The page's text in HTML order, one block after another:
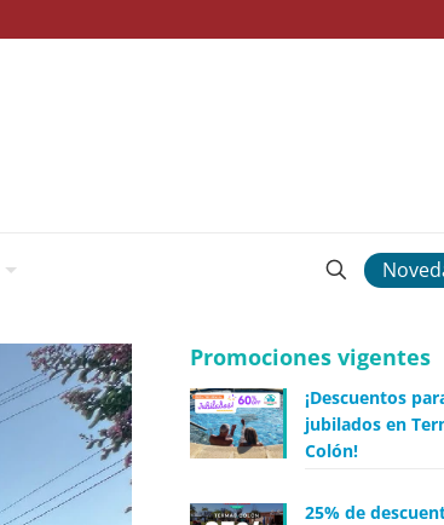
Promociones vigentes
¡Descuentos
jubilados en
Colón!
25% de